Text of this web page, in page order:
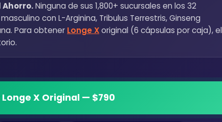
Ahorro.Ninguna de sus 1,800+ sucursales en los 32
con L-Arginina, Tribulus Terrestris, Ginseng
Para obtener Longe Xoriginal (6 cápsulas por caja), el
X Original — $790